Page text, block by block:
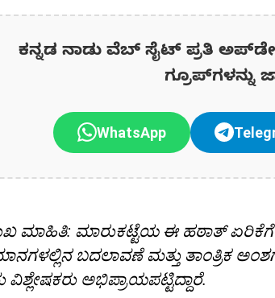
ನಾಡು ವೆಬ್ ಸೈಟ್ ಪ್ರತಿ
WhatsApp
ಮಾಹಿತಿ: ಮಾರುಕಟ್ಟೆಯ ಈ ಹಠಾತ್ ಏರಿಕೆಗೆ
ಬದಲಾವಣೆ ಮತ್ತು ತಾಂತ್ರಿಕ
ವಿಶ್ಲೇಷಕರು ಅಭಿಪ್ರಾಯಪಟ್ಟಿದ್ದಾರೆ.